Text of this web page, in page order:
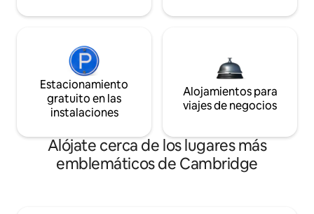
Estacionamiento
gratuito en las
instalaciones
Alojamientos para
viajes de negocios
Alójate cerca de los lugares más
emblemáticos de Cambridge